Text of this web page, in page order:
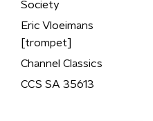
Society
Eric Vloeimans
[trompet]
Channel Classics
CCS SA 35613